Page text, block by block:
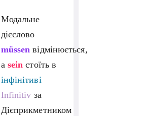
Модальне
дієслово
müssen відмінюється,
а sein стоїть в
інфінітиві
Infinitiv за
Дієприкметником